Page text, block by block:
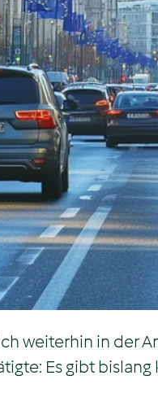
weiterhin in der
Es gibt